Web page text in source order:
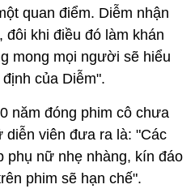
quan điểm. Diễm nhận
đôi khi điều đó làm khán
mong mọi người sẽ hiểu
của Diễm".
năm đóng phim cô chưa
diễn viên đưa ra là: "Các
phụ nữ nhẹ nhàng, kín đáo
phim sẽ hạn chế".